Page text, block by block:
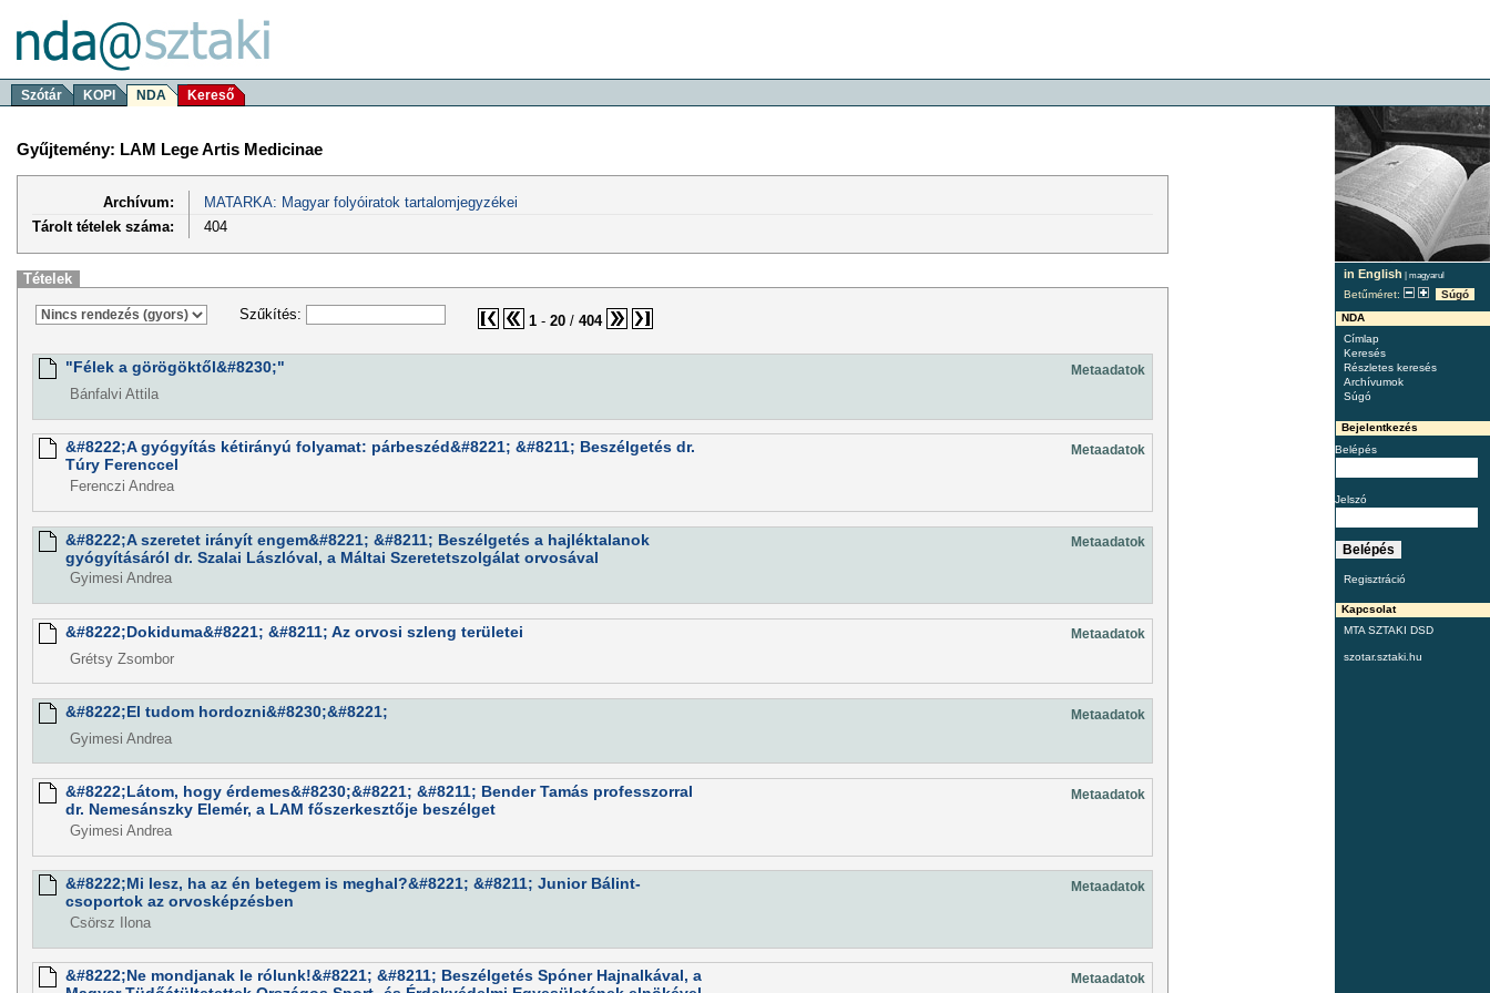
Szótár KOPI NDA Kereső
in English | magyarul
Betűméret:
Súgó
NDA
Címlap
Keresés
Részletes keresés
Archívumok
Súgó
Bejelentkezés
Belépés
Jelszó
Regisztráció
Kapcsolat
MTA SZTAKI DSD
szotar.sztaki.hu
Gyűjtemény: LAM Lege Artis Medicinae
Archívum:
MATARKA: Magyar folyóiratok tartalomjegyzékei
Tárolt tételek száma:
404
Tételek
Szűkítés: 1- 20/ 404
"Félek a görögöktől&#8230;" Metaadatok
Bánfalvi Attila
&#8222;A gyógyítás kétirányú folyamat: párbeszéd&#8221; &#8211; Beszélgetés dr.
Túry Ferenccel
Metaadatok
Ferenczi Andrea
&#8222;A szeretet irányít engem&#8221; &#8211; Beszélgetés a hajléktalanok
gyógyításáról dr. Szalai Lászlóval, a Máltai Szeretetszolgálat orvosával
Metaadatok
Gyimesi Andrea
&#8222;Dokiduma&#8221; &#8211; Az orvosi szleng területei Metaadatok
Grétsy Zsombor
&#8222;El tudom hordozni&#8230;&#8221; Metaadatok
Gyimesi Andrea
&#8222;Látom, hogy érdemes&#8230;&#8221; &#8211; Bender Tamás professzorral
dr. Nemesánszky Elemér, a LAM főszerkesztője beszélget
Metaadatok
Gyimesi Andrea
&#8222;Mi lesz, ha az én betegem is meghal?&#8221; &#8211; Junior Bálint-
csoportok az orvosképzésben
Metaadatok
Csörsz Ilona
&#8222;Ne mondjanak le rólunk!&#8221; &#8211; Beszélgetés Spóner Hajnalkával, a
Metaadatok